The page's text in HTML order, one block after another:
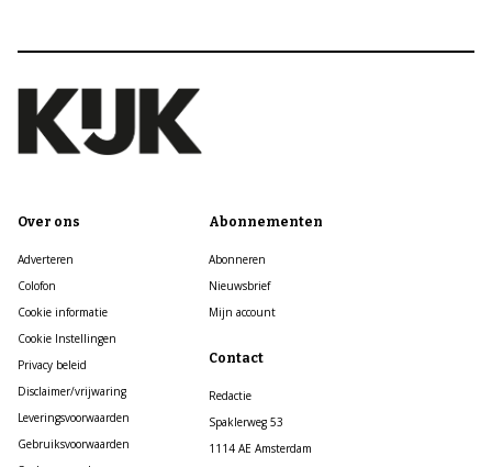
Over ons
Adverteren
Colofon
Cookie informatie
Cookie Instellingen
Privacy beleid
Disclaimer/vrijwaring
Leveringsvoorwaarden
Gebruiksvoorwaarden
Abonnementen
Abonneren
Nieuwsbrief
Mijn account
Contact
Redactie
Spaklerweg 53
1114 AE Amsterdam